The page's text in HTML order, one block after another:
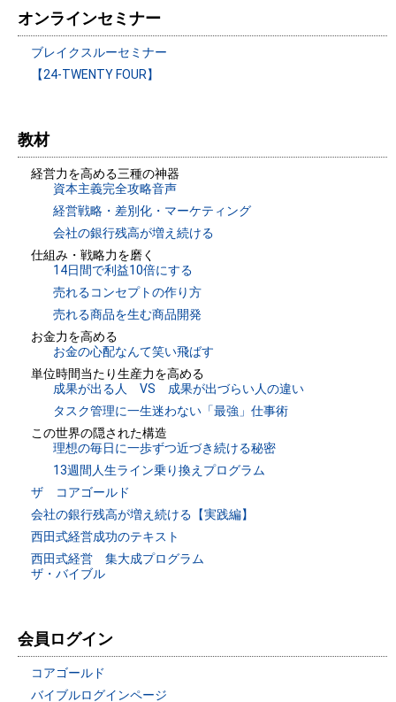
オンラインセミナー
ブレイクスルーセミナー
【24-TWENTY FOUR】
教材
経営力を高める三種の神器
資本主義完全攻略音声
経営戦略・差別化・マーケティング
会社の銀行残高が増え続ける
仕組み・戦略力を磨く
14日間で利益10倍にする
売れるコンセプトの作り方
売れる商品を生む商品開発
お金力を高める
お金の心配なんて笑い飛ばす
単位時間当たり生産力を高める
成果が出る人 VS 成果が出づらい人の違い
タスク管理に一生迷わない「最強」仕事術
この世界の隠された構造
理想の毎日に一歩ずつ近づき続ける秘密
13週間人生ライン乗り換えプログラム
ザ コアゴールド
会社の銀行残高が増え続ける【実践編】
西田式経営成功のテキスト
西田式経営 集大成プログラム
ザ・バイブル
会員ログイン
コアゴールド
バイブルログインページ